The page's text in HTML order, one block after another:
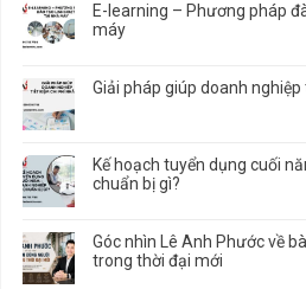
E-learning – Phương pháp
máy
Giải pháp giúp doanh
Kế hoạch tuyển dụng cuối
chuẩn bị gì?
Góc nhìn Lê Anh Phước về
trong thời đại mới